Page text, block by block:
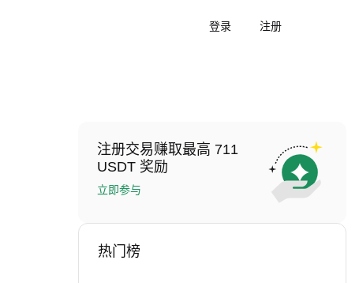
登录 注册
注册交易赚取最高 711
USDT 奖励
立即参与
热门榜